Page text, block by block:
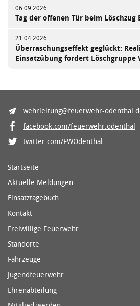
06.09.2026
Tag der offenen Tür beim Löschzug
21.04.2026
Überraschungseffekt geglückt:
Einsatzübung fordert Löschgruppe
wehrleitung@feuerwehr-
facebook.com/feuerwehr.odenthal
twitter.com/FWOdenthal
Startseite
Aktuelle Meldungen
Einsatztagebuch
Kontakt
Freiwillige Feuerwehr
Standorte
Fahrzeuge
Jugendfeuerwehr
Ehrenabteilung